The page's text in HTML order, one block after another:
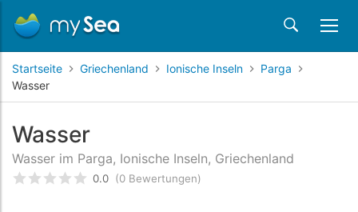
Startseite Griechenland Ionische Inseln
Parga
Wasser
Wasser
Wasser im Parga, Ionische Inseln, Griechenland
bewertet0 /5 beyogen auf
0.0 (0 Bewertungen)